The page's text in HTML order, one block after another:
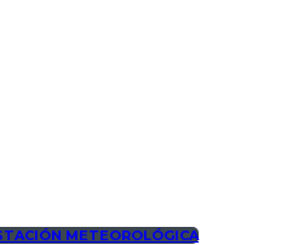
METEOROLÓGICA